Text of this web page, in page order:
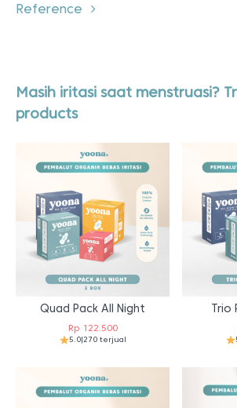
Reference
Masih iritasi saat menstruasi?
products
Quad Pack All Night
Rp122.500
5.0|270 terjual
Trio